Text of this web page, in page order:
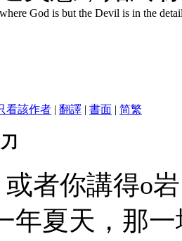
God is but the Devil is in the
看該作者 | 翻譯 | 書面 | 简繁
者你講得o
年夏天，那